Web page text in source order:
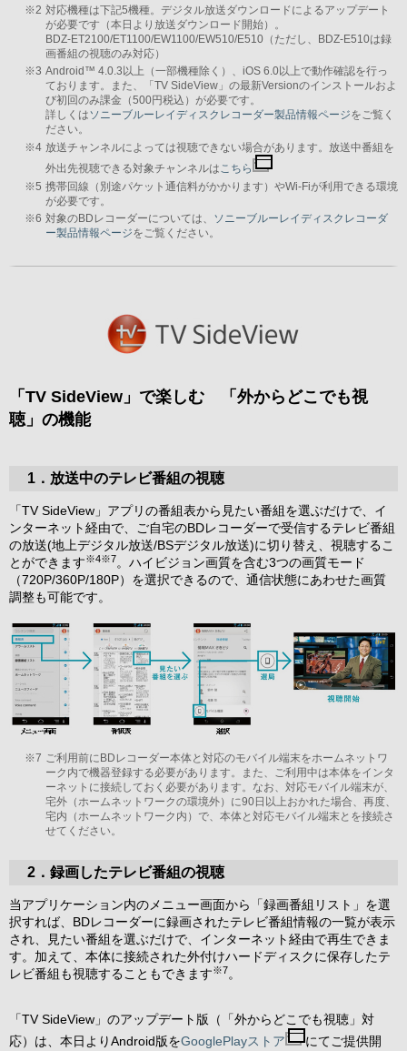
※2 対応機種は下記5機種。デジタル放送ダウンロードによるアップデート
が必要です（本日より放送ダウンロード開始）。
BDZ-ET2100/ET1100/EW1100/EW510/E510（ただし、BDZ-E510は録
画番組の視聴のみ対応）
※3 Android™ 4.0.3以上（一部機種除く）、iOS 6.0以上で動作確認を行っ
ております。また、「TV SideView」の最新Versionのインストールおよ
び初回のみ課金（500円税込）が必要です。
詳しくはソニーブルーレイディスクレコーダー製品情報ページをご覧く
ださい。
※4 放送チャンネルによっては視聴できない場合があります。放送中番組を
外出先視聴できる対象チャンネルはこちら
※5 携帯回線（別途パケット通信料がかかります）やWi-Fiが利用できる環境
が必要です。
※6 対象のBDレコーダーについては、
ソニーブルーレイディスクレコーダ
ー製品情報ページをご覧ください。
「TV SideView」で楽しむ 「外からどこでも視
聴」の機能
1．放送中のテレビ番組の視聴
「TV SideView」アプリの番組表から見たい番組を選ぶだけで、イ
ンターネット経由で、ご自宅のBDレコーダーで受信するテレビ番組
の放送(地上デジタル放送/BSデジタル放送)に切り替え、視聴するこ
とができます※4※7。ハイビジョン画質を含む3つの画質モード
（720P/360P/180P）を選択できるので、通信状態にあわせた画質
調整も可能です。
※7 ご利用前にBDレコーダー本体と対応のモバイル端末をホームネットワ
ーク内で機器登録する必要があります。また、ご利用中は本体をインタ
ーネットに接続しておく必要があります。なお、対応モバイル端末が、
宅外（ホームネットワークの環境外）に90日以上おかれた場合、再度、
宅内（ホームネットワーク内）で、本体と対応モバイル端末とを接続さ
せてください。
2．録画したテレビ番組の視聴
当アプリケーション内のメニュー画面から「録画番組リスト」を選
択すれば、BDレコーダーに録画されたテレビ番組情報の一覧が表示
され、見たい番組を選ぶだけで、インターネット経由で再生できま
す。加えて、本体に接続された外付けハードディスクに保存したテ
レビ番組も視聴することもできます※7。
「TV SideView」のアップデート版（「外からどこでも視聴」対
応）は、本日よりAndroid版をGooglePlayストア
にてご提供開